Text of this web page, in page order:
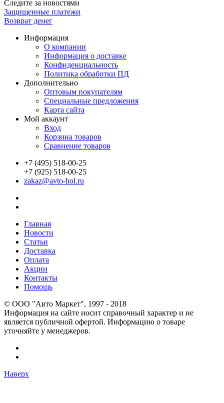
Следите за новостями
Защищенные платежи
Возврат денег
Информация
О компании
Информация о доставке
Конфиденциальность
Политика обработки ПД
Дополнительно
Оптовым покупателям
Специальные предложения
Карта сайта
Мой аккаунт
Вход
Корзина товаров
Сравнение товаров
+7 (495) 518-00-25
+7 (925) 518-00-25
zakaz@avto-hol.ru
Главная
Новости
Статьи
Доставка
Оплата
Акции
Контакты
Помощь
© OOO "Авто Маркет", 1997 - 2018
Информация на сайте носит справочный характер и не
является публичной офертой. Информацию о товаре
уточняйте у менеджеров.
Наверх